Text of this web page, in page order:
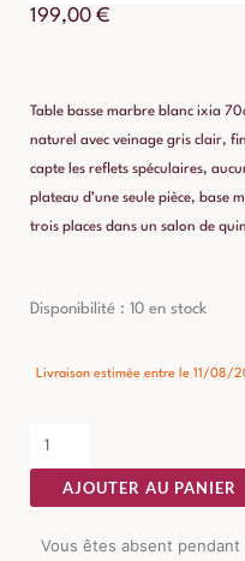
199,00 €
Table basse marbre blanc ixia
naturel avec veinage gris clair,
capte les reflets spéculaires,
plateau d’une seule pièce, base
trois places dans un salon de
Disponibilité : 10 en stock
Livraison estimée entre le 11/
quantité
Table
Marbre
Blanc
Ixia
AJOUTER AU PANIER
Vous êtes absent